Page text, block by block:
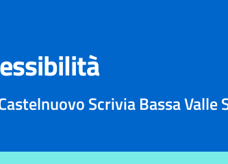
Scrivia Bassa Valle